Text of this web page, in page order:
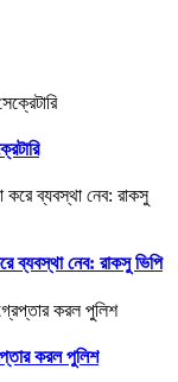
ব্যবস্থা নেব: রাকসু ভিপি
করল পুলিশ